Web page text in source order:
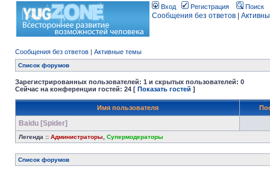
Вход Регистрация Поиск
Сообщения без ответов
Сообщения без ответов | Активные темы
Список форумов
Зарегистрированных пользователей: 1 и скрытых пользователей: 0
Сейчас на конференции гостей: 24 [ Показать гостей ]
Имя пользователя
Baidu [Spider]
Легенда :: Администраторы Супермодераторы
Список форумов